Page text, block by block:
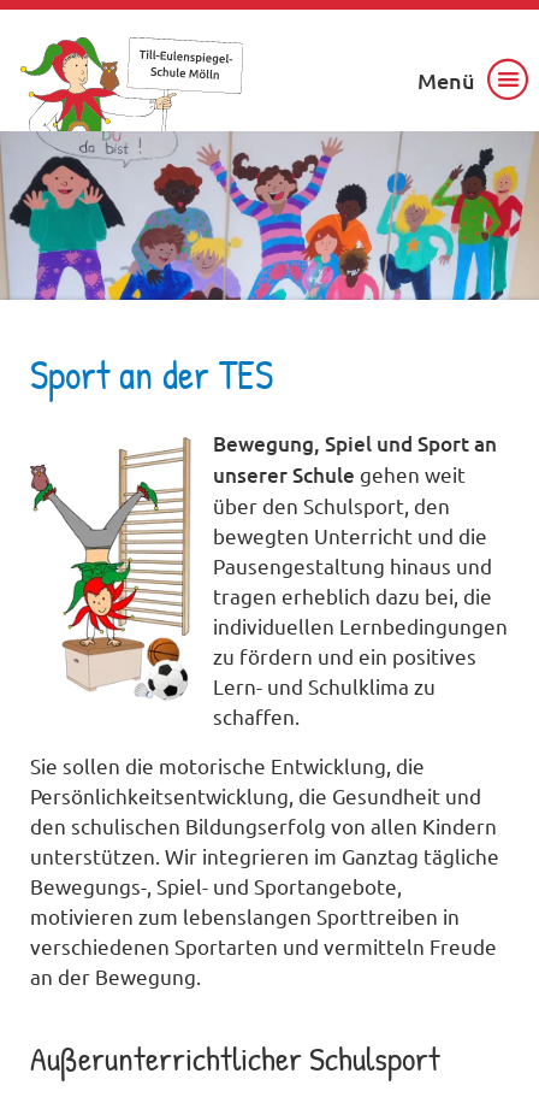
Menü
Sport an der TES
Bewegung, Spiel und Sport an
unserer Schule gehen weit
über den Schulsport, den
bewegten Unterricht und die
Pausengestaltung hinaus und
tragen erheblich dazu bei, die
individuellen Lernbedingungen
zu fördern und ein positives
Lern- und Schulklima zu
schaffen.
Sie sollen die motorische Entwicklung, die
Persönlichkeitsentwicklung, die Gesundheit und
den schulischen Bildungserfolg von allen Kindern
unterstützen. Wir integrieren im Ganztag tägliche
Bewegungs-, Spiel- und Sportangebote,
motivieren zum lebenslangen Sporttreiben in
verschiedenen Sportarten und vermitteln Freude
an der Bewegung.
Außerunterrichtlicher Schulsport